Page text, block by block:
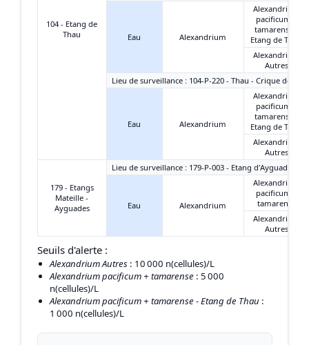
104 - Etang de
Thau
Eau Alexandrium
Alexandrium
pacificum +
tamarense -
Etang de Thau
Alexandrium
Autres
Lieu de surveillance : 104-P-220 - Thau - Crique de
Eau Alexandrium
Alexandrium
pacificum +
tamarense -
Etang de Thau
Alexandrium
Autres
179 - Etangs
Mateille -
Ayguades
Lieu de surveillance : 179-P-003 - Etang d'Ayguades -
Eau Alexandrium
Alexandrium
pacificum +
tamarense
Alexandrium
Autres
Seuils d'alerte :
Alexandrium Autres : 10 000 n(cellules)/L
Alexandrium pacificum + tamarense : 5 000
n(cellules)/L
Alexandrium pacificum + tamarense - Etang de Thau :
1 000 n(cellules)/L